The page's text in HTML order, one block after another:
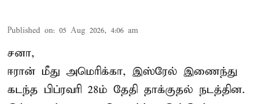
Published on: 05 Aug 2026, 4:06 am
சனா,
ஈரான் மீது அமெரிக்கா, இஸ்ரேல் இணைந்து
கடந்த பிப்ரவரி 28ம் தேதி தாக்குதல் நடத்தின.